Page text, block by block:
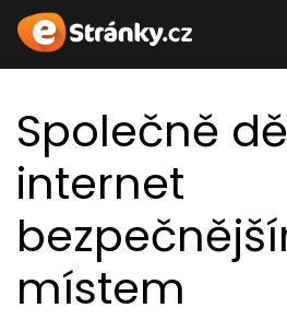
Společně
internet
místem